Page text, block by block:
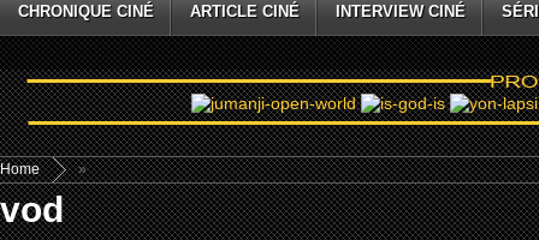
CHRONIQUE CINÉ ARTICLE CINÉ INTERVIEW CINÉ
Home »
vod